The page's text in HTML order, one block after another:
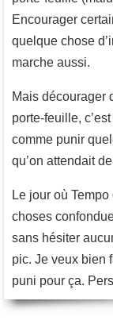
Encourager
quelque chose
marche aussi.
Mais décourager
porte-feuille,
comme punir
qu’on attendait
Le jour où
choses
sans hésiter
pic. Je veux bien
puni pour ça.